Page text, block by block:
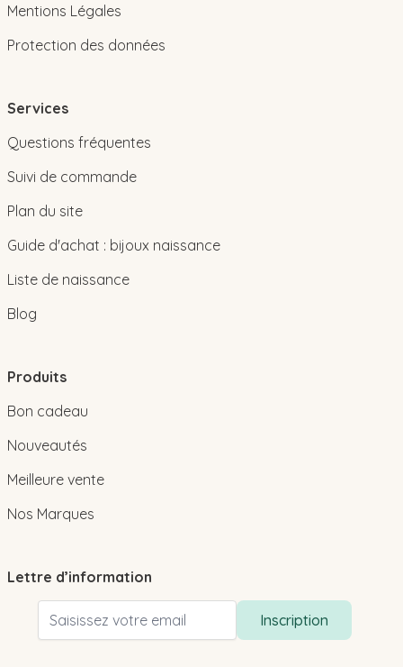
Mentions Légales
Protection des données
Services
Questions fréquentes
Suivi de commande
Plan du site
Guide d'achat : bijoux naissance
Liste de naissance
Blog
Produits
Bon cadeau
Nouveautés
Meilleure vente
Nos Marques
Lettre d’information
Adresse email
Inscription